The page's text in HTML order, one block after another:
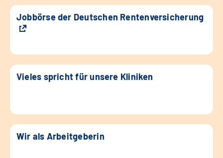
Jobbörse der Deutschen Rentenversicherung
Vieles spricht für unsere Kliniken
Wir als Arbeitgeberin